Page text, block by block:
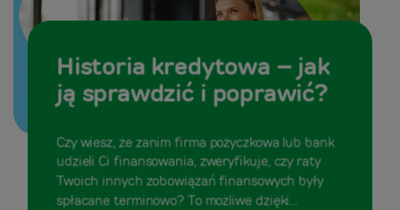
Historia kredytowa – jak
ją sprawdzić i poprawić?
Czy wiesz, że zanim firma pożyczkowa lub bank
udzieli Ci finansowania, zweryfikuje, czy raty
Twoich innych zobowiązań finansowych były
spłacane terminowo? To możliwe dzięki...